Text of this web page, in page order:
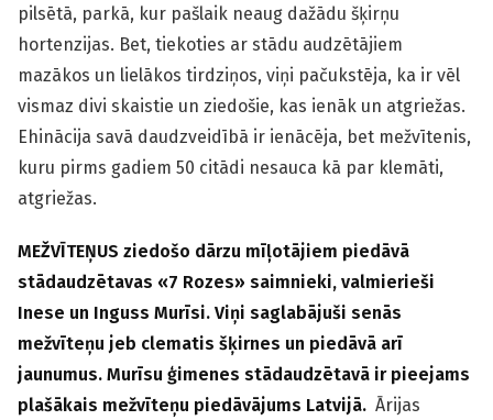
pilsētā, parkā, kur pašlaik neaug dažādu šķirņu
hortenzijas. Bet, tiekoties ar stādu audzētājiem
mazākos un lielākos tirdziņos, viņi pačukstēja, ka ir vēl
vismaz divi skaistie un ziedošie, kas ienāk un atgriežas.
Ehinācija savā daudzveidībā ir ienācēja, bet mežvītenis,
kuru pirms gadiem 50 citādi nesauca kā par klemāti,
atgriežas.
MEŽVĪTEŅUS ziedošo dārzu mīļotājiem piedāvā
stādaudzētavas «7 Rozes» saimnieki, valmierieši
Inese un Inguss Murīsi. Viņi saglabājuši senās
mežvīteņu jeb clematis šķirnes un piedāvā arī
jaunumus. Murīsu ģimenes stādaudzētavā ir pieejams
plašākais mežvīteņu piedāvājums Latvijā. Ārijas